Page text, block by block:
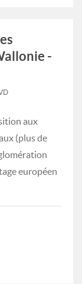
-
aux
(plus de
européen